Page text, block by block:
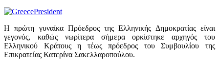
Η πρώτη γυναίκα Πρόεδρος της Ελληνικής Δημοκρατίας είναι
γεγονός, καθώς νωρίτερα σήμερα ορκίστηκε αρχηγός του
Ελληνικού Κράτους η τέως πρόεδρος του Συμβουλίου της
Επικρατείας Κατερίνα Σακελλαροπούλου.